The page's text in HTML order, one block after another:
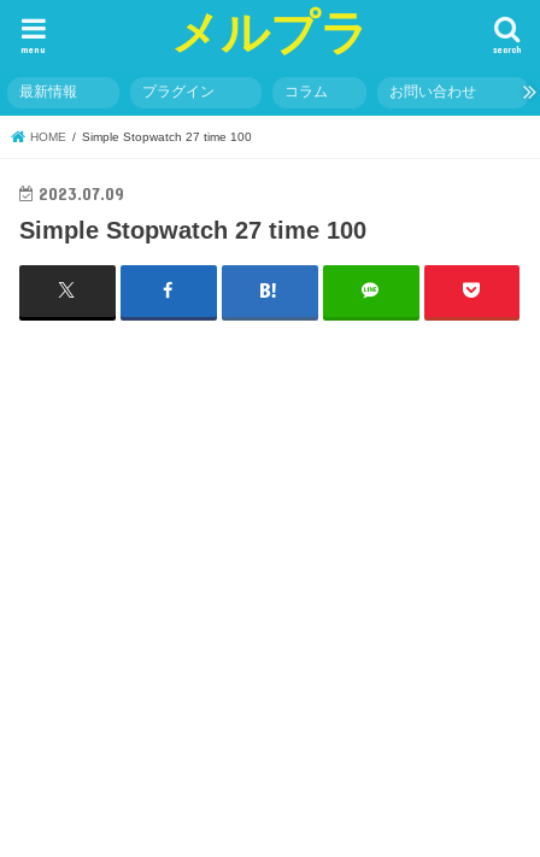
メルプラ search
menu
最新情報 プラグイン コラム お問い合わせ
HOME Simple Stopwatch 27 time 100
2023.07.09
Simple Stopwatch 27 time 100